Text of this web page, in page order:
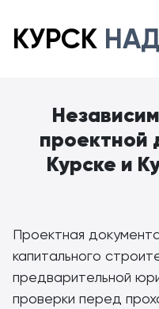
КУРСК
проектной
Курске и
Проектная
капитального
предварительной
проверки перед